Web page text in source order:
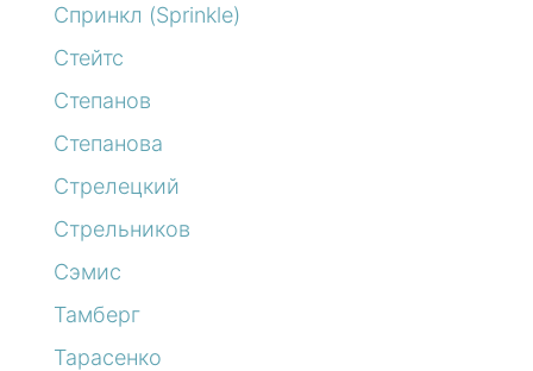
Спринкл (Sprinkle)
Стейтс
Степанов
Степанова
Стрелецкий
Стрельников
Сэмис
Тамберг
Тарасенко